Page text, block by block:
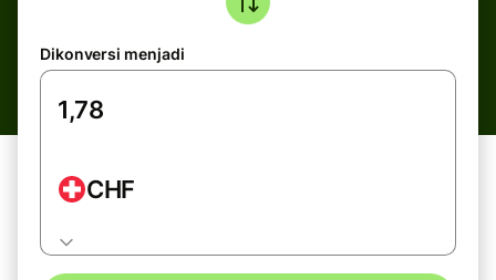
Dikonversi menjadi
CHF